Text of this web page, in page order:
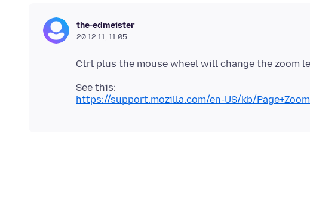
the-edmeister
20.12.11, 11:05
https://support.mozilla.com/en-US/kb/Page+Zoom